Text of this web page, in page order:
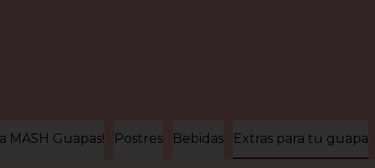
MASH Guapas! Postres Bebidas Extras para tu guapa